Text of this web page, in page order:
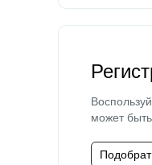
может